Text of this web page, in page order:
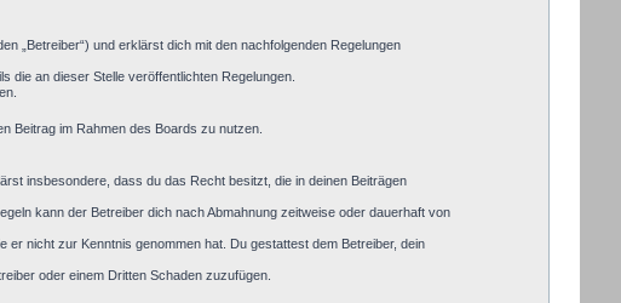
„Betreiber“) und erklärst dich mit den nachfolgenden Regelungen
die an dieser Stelle veröffentlichten Regelungen.
Beitrag im Rahmen des Boards zu nutzen.
insbesondere, dass du das Recht besitzt, die in deinen Beiträgen
kann der Betreiber dich nach Abmahnung zeitweise oder dauerhaft von
nicht zur Kenntnis genommen hat. Du gestattest dem Betreiber, dein
oder einem Dritten Schaden zuzufügen.